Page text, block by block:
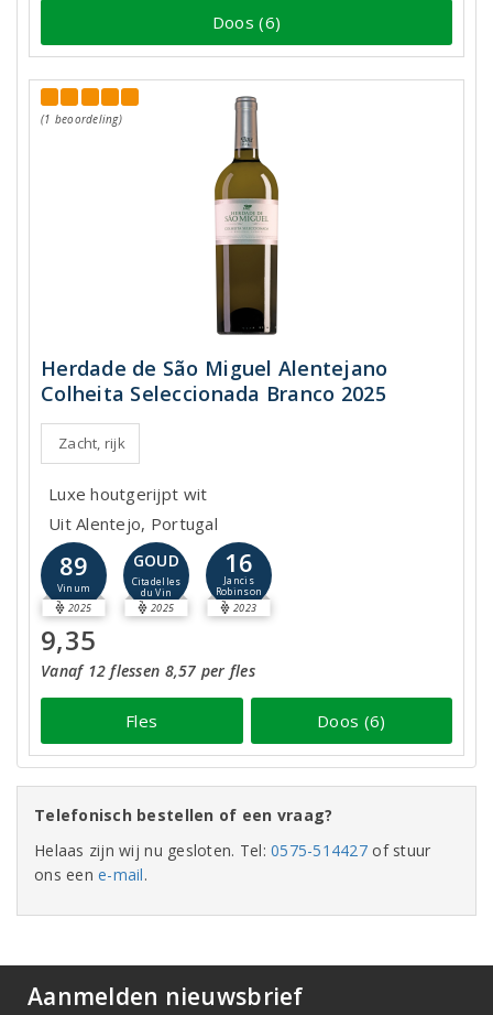
Doos (6)
(1 beoordeling)
Herdade de São Miguel Alentejano
Colheita Seleccionada Branco 2025
Zacht, rijk
Luxe houtgerijpt wit
Uit Alentejo, Portugal
89
Vinum
2025
GOUD
Citadelles
du Vin
2025
16
Jancis
Robinson
2023
9,35
Vanaf 12 flessen 8,57 per fles
Fles Doos (6)
Telefonisch bestellen of een vraag?
Helaas zijn wij nu gesloten. Tel:0575-514427 of stuur
ons eene-mail.
Aanmelden nieuwsbrief